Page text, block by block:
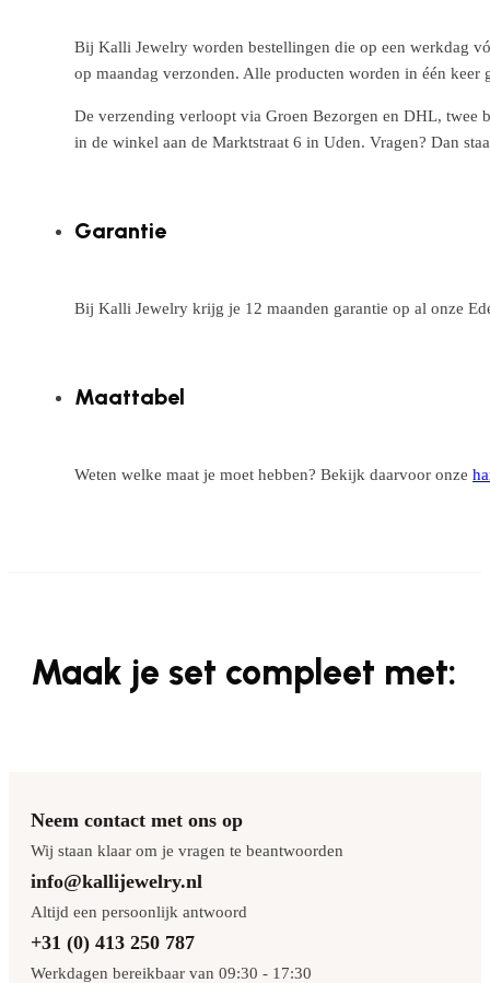
Bij Kalli Jewelry worden bestellingen die op een werkdag
op maandag verzonden. Alle producten worden in één
De verzending verloopt via Groen Bezorgen en DHL, twee
in de winkel aan de Marktstraat 6 in Uden. Vragen? Dan
Garantie
Bij Kalli Jewelry krijg je 12 maanden garantie op al onze
Maattabel
Weten welke maat je moet hebben? Bekijk daarvoor onze
Maak je set compleet met:
Neem contact met ons op
Wij staan klaar om je vragen te beantwoorden
info@kallijewelry.nl
Altijd een persoonlijk antwoord
+31 (0) 413 250 787
Werkdagen bereikbaar van 09:30 - 17:30